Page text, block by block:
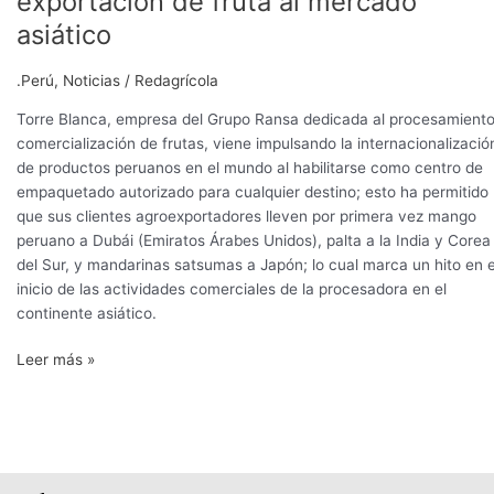
asiático
.Perú, Noticias / Redagrícola
Torre Blanca, empresa del Grupo Ransa dedicada al
comercialización de frutas, viene impulsando la
de productos peruanos en el mundo al habilitarse como centro de
empaquetado autorizado para cualquier destino; esto ha permitido
que sus clientes agroexportadores lleven por primera vez mango
peruano a Dubái (Emiratos Árabes Unidos), palta a la India y Corea
del Sur, y mandarinas satsumas a Japón; lo cual marca un hito en
inicio de las actividades comerciales de la procesadora en el
continente asiático.
Blanca
impulsa
de
fruta
mercado
asiático
Leer más »